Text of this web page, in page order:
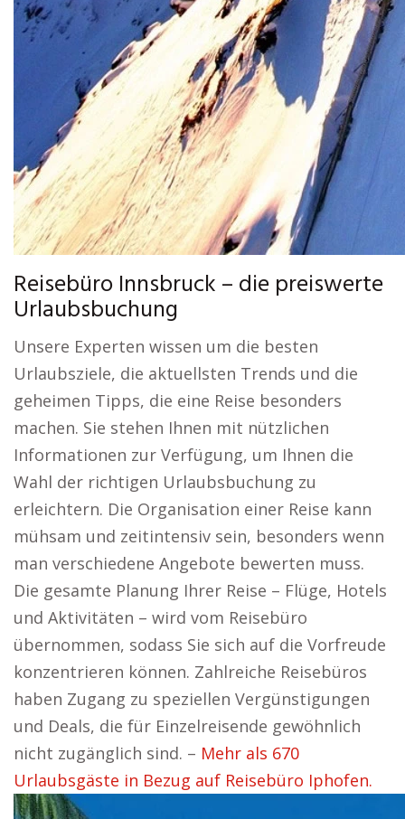
Reisebüro Innsbruck – die preiswerte
Urlaubsbuchung
Unsere Experten wissen um die besten
Urlaubsziele, die aktuellsten Trends und die
geheimen Tipps, die eine Reise besonders
machen. Sie stehen Ihnen mit nützlichen
Informationen zur Verfügung, um Ihnen die
Wahl der richtigen Urlaubsbuchung zu
erleichtern. Die Organisation einer Reise kann
mühsam und zeitintensiv sein, besonders wenn
man verschiedene Angebote bewerten muss.
Die gesamte Planung Ihrer Reise – Flüge, Hotels
und Aktivitäten – wird vom Reisebüro
übernommen, sodass Sie sich auf die Vorfreude
konzentrieren können. Zahlreiche Reisebüros
haben Zugang zu speziellen Vergünstigungen
und Deals, die für Einzelreisende gewöhnlich
nicht zugänglich sind. – Mehr als 670
Urlaubsgäste in Bezug auf Reisebüro Iphofen.